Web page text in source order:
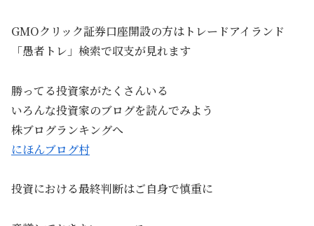
GMOクリック証券口座開設の方はトレードアイランド
「愚者トレ」検索で収支が見れます
勝ってる投資家がたくさんいる
いろんな投資家のブログを読んでみよう
株ブログランキングへ
にほんブログ村
投資における最終判断はご自身で慎重に